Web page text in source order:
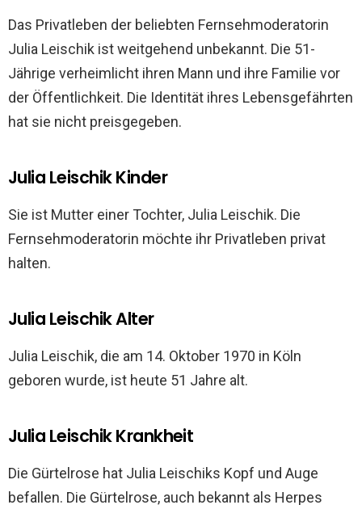
Das Privatleben der beliebten Fernsehmoderatorin
Julia Leischik ist weitgehend unbekannt. Die 51-
Jährige verheimlicht ihren Mann und ihre Familie vor
der Öffentlichkeit. Die Identität ihres Lebensgefährten
hat sie nicht preisgegeben.
Julia Leischik Kinder
Sie ist Mutter einer Tochter, Julia Leischik. Die
Fernsehmoderatorin möchte ihr Privatleben privat
halten.
Julia Leischik Alter
Julia Leischik, die am 14. Oktober 1970 in Köln
geboren wurde, ist heute 51 Jahre alt.
Julia Leischik Krankheit
Die Gürtelrose hat Julia Leischiks Kopf und Auge
befallen. Die Gürtelrose, auch bekannt als Herpes